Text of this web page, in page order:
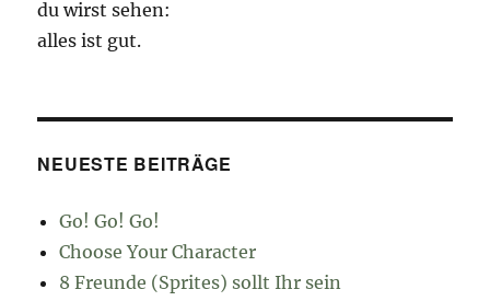
du wirst sehen:
alles ist gut.
NEUESTE BEITRÄGE
Go! Go! Go!
Choose Your Character
8 Freunde (Sprites) sollt Ihr sein